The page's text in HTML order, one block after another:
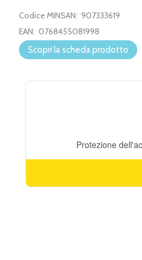
Codice MINSAN: 907333619
EAN: 0768455081998
Scopri la scheda prodotto